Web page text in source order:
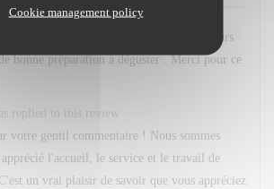
Cookie management policy
au top . Quand au menu le choix est toujours
bonne préparation à déguster . Merci pour ce
replied to this review
votre gentil commentaire ! Nous sommes
l'accueil, le service et le travail de
un vrai plaisir de savoir que vous appréciez